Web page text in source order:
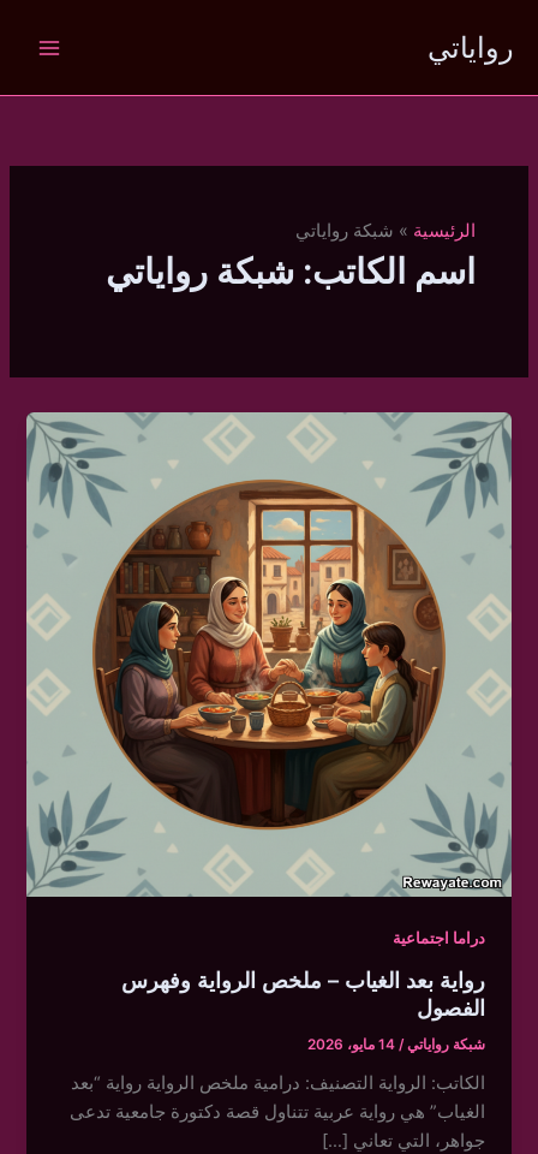
المحتوى
رواياتي
الرئيسية شبكة رواياتي
اسم الكاتب: شبكة رواياتي
دراما اجتماعية
رواية بعد الغياب – ملخص الرواية وفهرس
الفصول
شبكة رواياتي/14 مايو، 2026
الكاتب: الرواية التصنيف: درامية ملخص الرواية رواية “بعد
الغياب” هي رواية عربية تتناول قصة دكتورة جامعية تدعى
جواهر، التي تعاني […]